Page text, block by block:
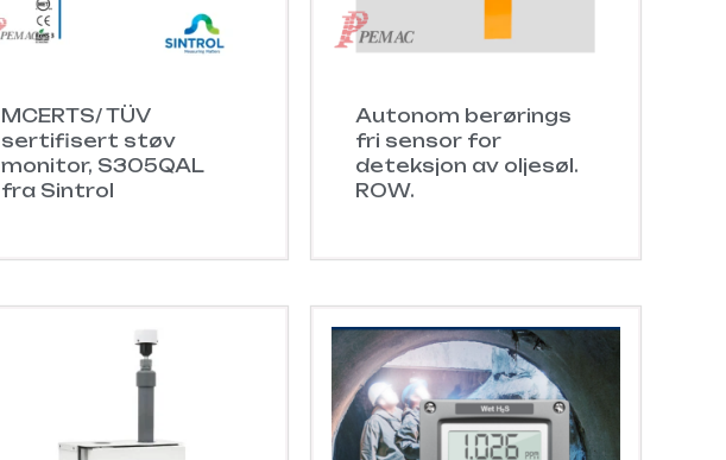
MCERTS/ TÜV
sertifisert støv
monitor, S305QAL
fra Sintrol
Autonom berørings
fri sensor for
deteksjon av oljesøl.
ROW.